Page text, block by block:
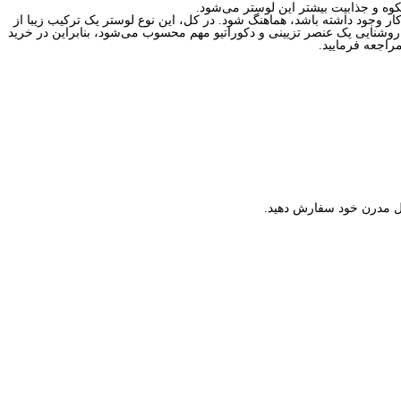
و جذابیت بیشتر این لوستر می‌شود.
فرمایید.
مدرن خود سفارش دهید.